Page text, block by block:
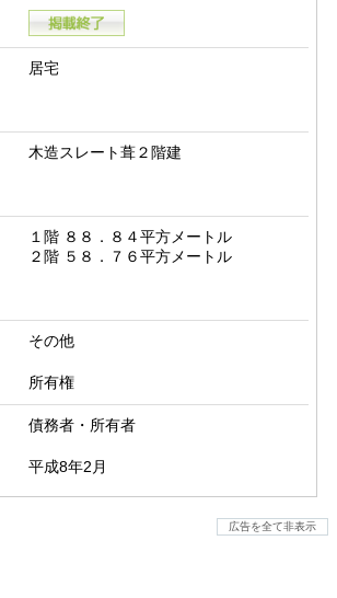
居宅
木造スレート葺２階建
１階 ８８．８４平方メートル
２階 ５８．７６平方メートル
その他
所有権
債務者・所有者
平成8年2月
広告を全て非表示